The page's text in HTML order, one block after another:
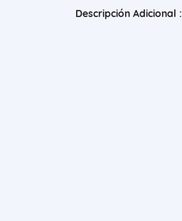
Descripción Adicional :